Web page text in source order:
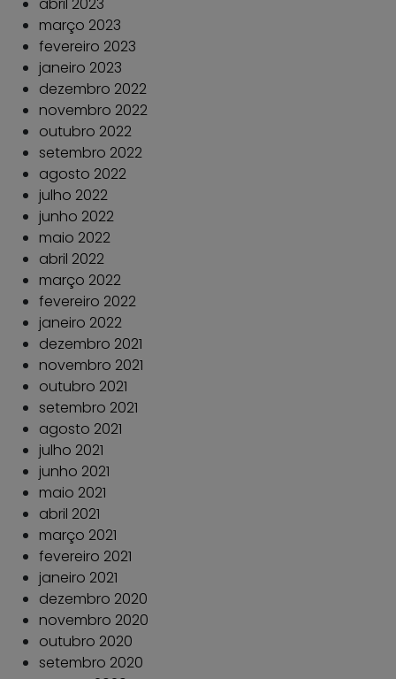
abril 2023
março 2023
fevereiro 2023
janeiro 2023
dezembro 2022
novembro 2022
outubro 2022
setembro 2022
agosto 2022
julho 2022
junho 2022
maio 2022
abril 2022
março 2022
fevereiro 2022
janeiro 2022
dezembro 2021
novembro 2021
outubro 2021
setembro 2021
agosto 2021
julho 2021
junho 2021
maio 2021
abril 2021
março 2021
fevereiro 2021
janeiro 2021
dezembro 2020
novembro 2020
outubro 2020
setembro 2020